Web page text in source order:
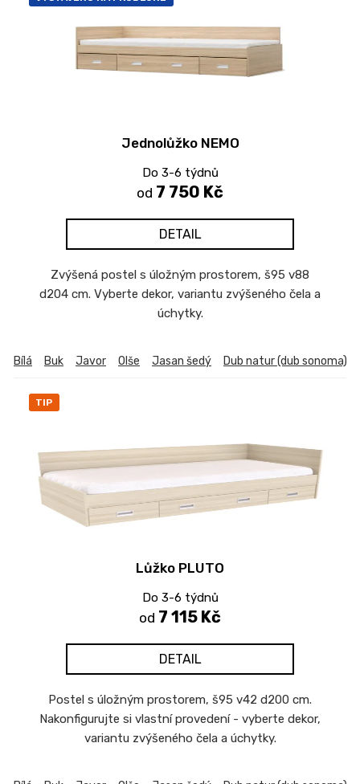
Jednolůžko NEMO
Do 3-6 týdnů
od 7 750 Kč
DETAIL
Zvýšená postel s úložným prostorem, š95 v88
d204 cm. Vyberte dekor, variantu zvýšeného čela a
úchytky.
Bílá Buk Javor Olše Jasan šedý Dub natur (dub sonoma)
TIP
Lůžko PLUTO
Do 3-6 týdnů
od 7 115 Kč
DETAIL
Postel s úložným prostorem, š95 v42 d200 cm.
Nakonfigurujte si vlastní provedení - vyberte dekor,
variantu zvýšeného čela a úchytky.